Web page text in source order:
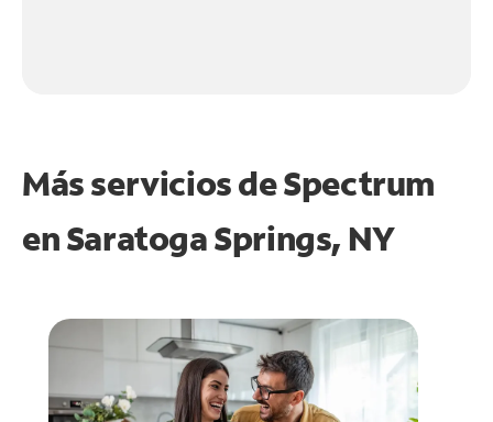
Más servicios de Spectrum
enSaratoga Springs, NY